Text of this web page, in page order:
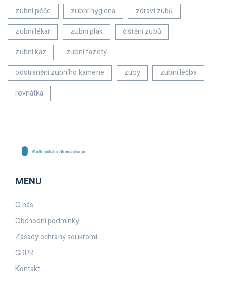
zubní péče
zubní hygiena
zdraví zubů
zubní lékař
zubní plak
čištění zubů
zubní kaz
zubní fazety
odstranění zubního kamene
zuby
zubní léčba
rovnátka
MENU
O nás
Obchodní podmínky
Zásady ochrany soukromí
GDPR
Kontakt